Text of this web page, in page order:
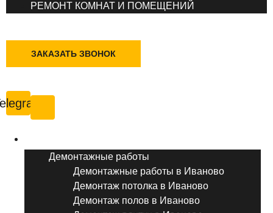
РЕМОНТ КОМНАТ И ПОМЕЩЕНИЙ
ЗАКАЗАТЬ ЗВОНОК
Демонтажные работы
Демонтажные работы в Иваново
Демонтаж потолка в Иваново
Демонтаж полов в Иваново